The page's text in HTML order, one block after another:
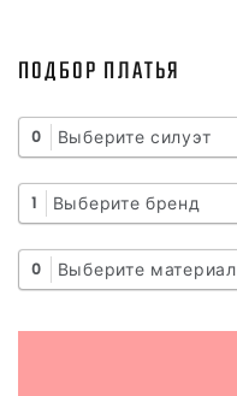
ПОДБОР ПЛАТЬЯ
0 Выберите силуэт
1 Выберите бренд
0 Выберите материал